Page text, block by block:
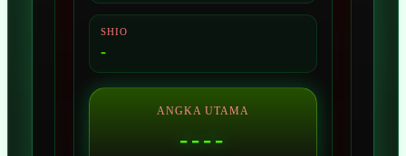
SHIO
-
ANGKA UTAMA
----